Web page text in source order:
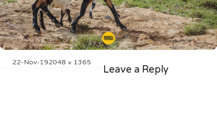
Posted
22-Nov-19Full
2048 × 1365
Leave a Reply